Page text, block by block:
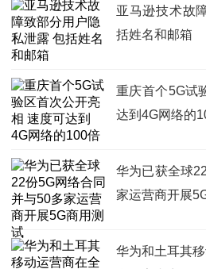
亚马逊技术故
括姓名和邮箱
重庆首个5G试
达到4G网络的
华为已获全球
家运营商开展
华为和土耳其